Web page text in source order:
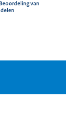
van